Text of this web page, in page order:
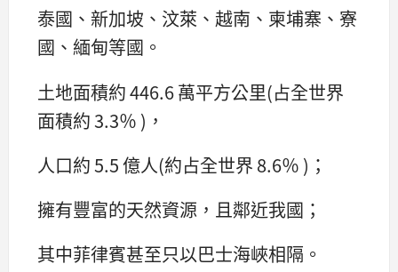
泰國、新加坡、汶萊、越南、柬埔寨、寮
國、緬甸等國。
土地面積約 446.6 萬平方公里(占全世界
面積約 3.3％ )，
人口約 5.5 億人(約占全世界 8.6％ )；
擁有豐富的天然資源，且鄰近我國；
其中菲律賓甚至只以巴士海峽相隔。